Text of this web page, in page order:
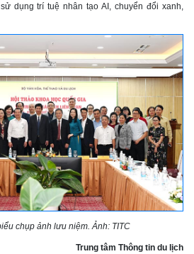
dụng trí tuệ nhân tạo AI, chuyển đổi xanh,
chụp ảnh lưu niệm. Ảnh: TITC
Trung tâm Thông tin du lịch